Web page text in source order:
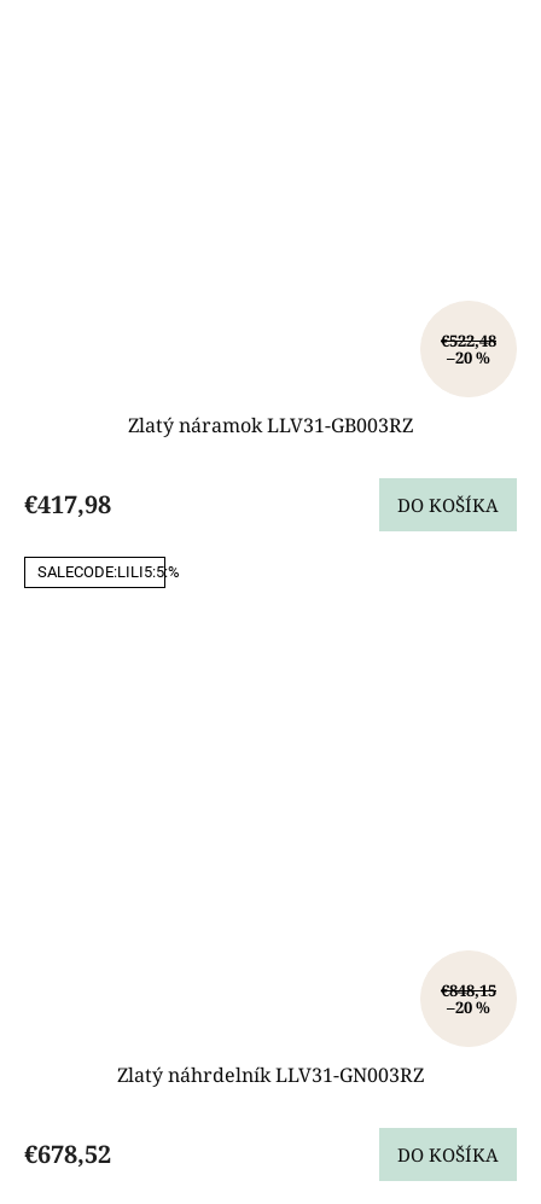
€522,48
–20 %
Zlatý náramok LLV31-GB003RZ
€417,98 DO KOŠÍKA
SALECODE:LILI5:5:%
€848,15
–20 %
Zlatý náhrdelník LLV31-GN003RZ
€678,52 DO KOŠÍKA